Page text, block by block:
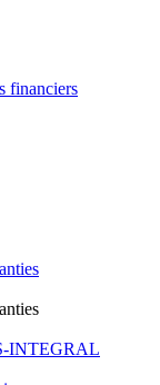
financiers
INTEGRAL